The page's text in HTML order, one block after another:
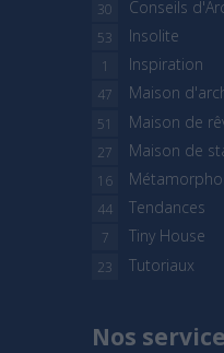
Conseils
30
Insolite
53
Inspiration
1
Maison
47
Maison de
51
Maison de
27
16
Tendances
44
Tiny House
7
Tutoriaux
23
Nos